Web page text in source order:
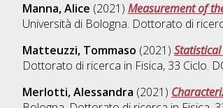
Manna, Alice (2021) Measurement of
Università di Bologna. Dottorato di
Matteuzzi, Tommaso (2021)
Dottorato di ricerca in Fisica, 33 Ciclo.
Merlotti, Alessandra (2021)